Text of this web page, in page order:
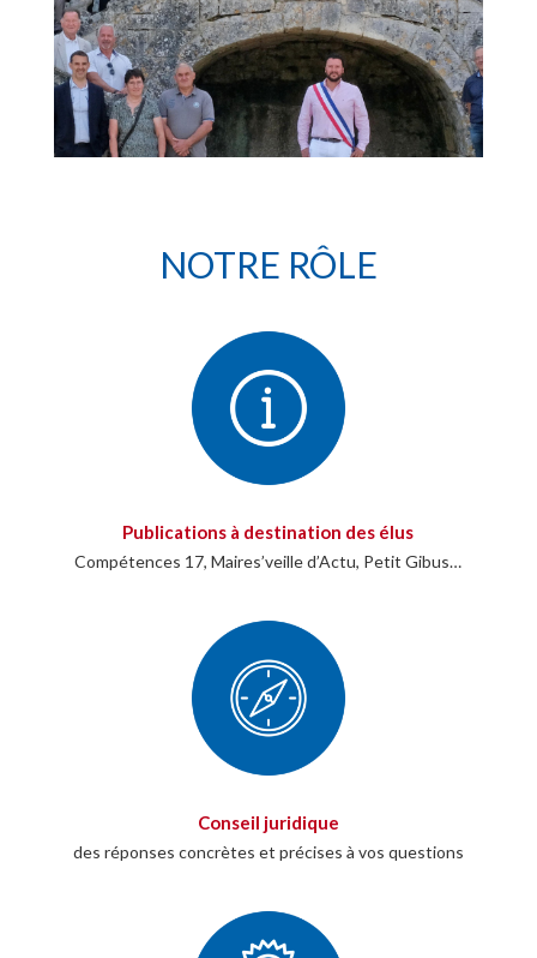
NOTRE RÔLE
Publications à destination des élus
Compétences 17, Maires’veille d’Actu, Petit Gibus…
Conseil juridique
des réponses concrètes et précises à vos questions